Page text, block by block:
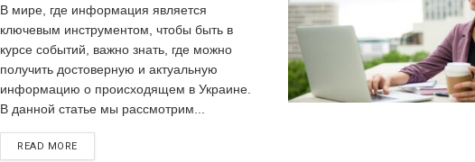
В мире, где информация является
ключевым инструментом, чтобы быть в
курсе событий, важно знать, где можно
получить достоверную и актуальную
информацию о происходящем в Украине.
В данной статье мы рассмотрим...
READ MORE